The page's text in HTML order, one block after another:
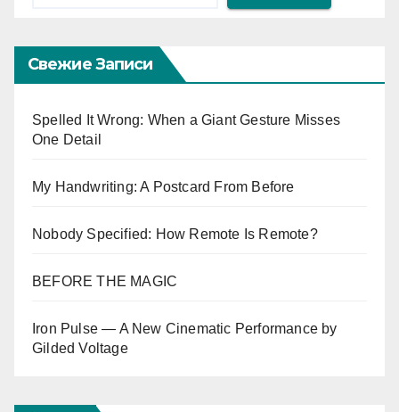
Свежие Записи
Spelled It Wrong: When a Giant Gesture Misses
One Detail
My Handwriting: A Postcard From Before
Nobody Specified: How Remote Is Remote?
BEFORE THE MAGIC
Iron Pulse — A New Cinematic Performance by
Gilded Voltage